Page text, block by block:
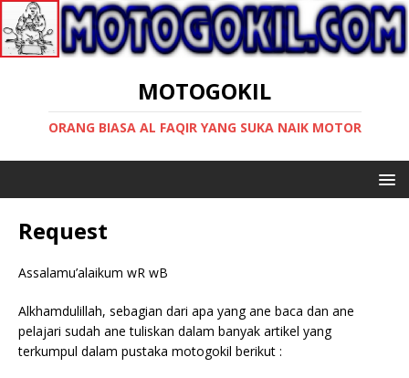
MOTOGOKIL
ORANG BIASA AL FAQIR YANG SUKA NAIK MOTOR
Request
Assalamu’alaikum wR wB
Alkhamdulillah, sebagian dari apa yang ane baca dan ane
pelajari sudah ane tuliskan dalam banyak artikel yang
terkumpul dalam pustaka motogokil berikut :